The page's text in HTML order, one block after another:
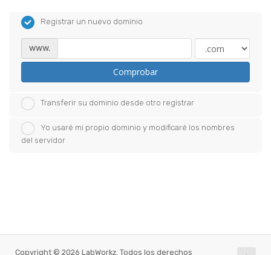
Registrar un nuevo dominio
www.
Comprobar
Transferir su dominio desde otro registrar
Yo usaré mi propio dominio y modificaré los nombres
del servidor
Copyright © 2026 LabWorkz. Todos los derechos